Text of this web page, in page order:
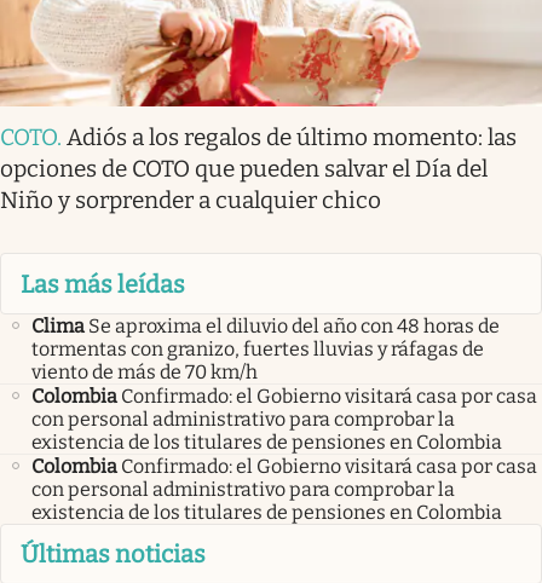
COTO. Adiós a los regalos de último momento: las
opciones de COTO que pueden salvar el Día del
Niño y sorprender a cualquier chico
Las más leídas
Clima Se aproxima el diluvio del año con 48 horas de
tormentas con granizo, fuertes lluvias y ráfagas de
viento de más de 70 km/h
Colombia Confirmado: el Gobierno visitará casa por casa
con personal administrativo para comprobar la
existencia de los titulares de pensiones en Colombia
Colombia Confirmado: el Gobierno visitará casa por casa
con personal administrativo para comprobar la
existencia de los titulares de pensiones en Colombia
Últimas noticias